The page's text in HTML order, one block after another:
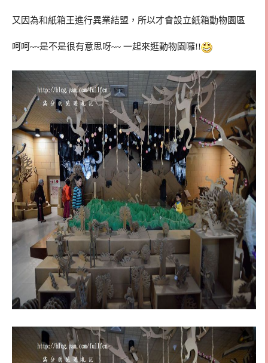
又因為和紙箱王進行異業結盟，所以才會設立紙箱動物園區
呵呵~~是不是很有意思呀~~ 一起來逛動物園囉!!